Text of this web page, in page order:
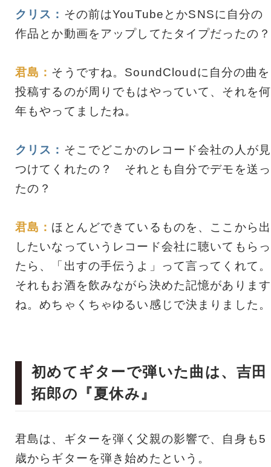
クリス： その前はYouTubeとかSNSに自分の
作品とか動画をアップしてたタイプだったの？
君島： そうですね。SoundCloudに自分の曲を
投稿するのが周りでもはやっていて、それを何
年もやってましたね。
クリス： そこでどこかのレコード会社の人が見
つけてくれたの？ それとも自分でデモを送っ
たの？
君島： ほとんどできているものを、ここから出
したいなっていうレコード会社に聴いてもらっ
たら、「出すの手伝うよ」って言ってくれて。
それもお酒を飲みながら決めた記憶があります
ね。めちゃくちゃゆるい感じで決まりました。
初めてギターで弾いた曲は、吉田
拓郎の『夏休み』
君島は、ギターを弾く父親の影響で、自身も5
歳からギターを弾き始めたという。